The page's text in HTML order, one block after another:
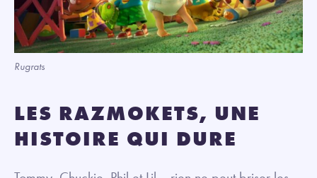
Rugrats
LES RAZMOKETS, UNE
HISTOIRE QUI DURE